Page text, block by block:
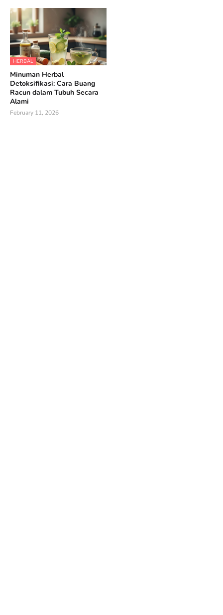
HERBAL
Minuman Herbal
Detoksifikasi: Cara Buang
Racun dalam Tubuh Secara
Alami
February 11, 2026